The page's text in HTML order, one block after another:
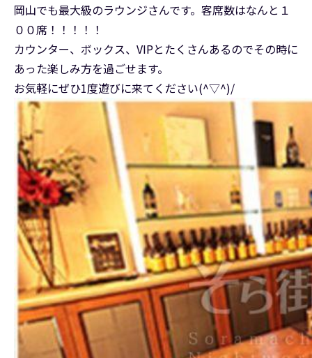
岡山でも最大級のラウンジさんです。客席数はなんと１
００席！！！！！
カウンター、ボックス、VIPとたくさんあるのでその時に
あった楽しみ方を過ごせます。
お気軽にぜひ1度遊びに来てください(^▽^)/